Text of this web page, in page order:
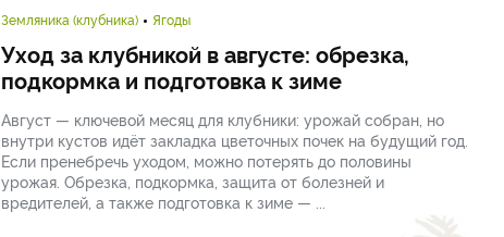
Земляника (клубника) Ягоды
Уход за клубникой в августе: обрезка,
подкормка и подготовка к зиме
Август — ключевой месяц для клубники: урожай собран, но
внутри кустов идёт закладка цветочных почек на будущий год.
Если пренебречь уходом, можно потерять до половины
урожая. Обрезка, подкормка, защита от болезней и
вредителей, а также подготовка к зиме — ...